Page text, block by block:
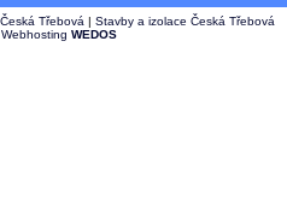
Třebová | Stavby a izolace Česká Třebová
Webhosting WEDOS